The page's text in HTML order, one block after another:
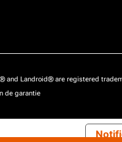
and Landroid® are registered
de garantie